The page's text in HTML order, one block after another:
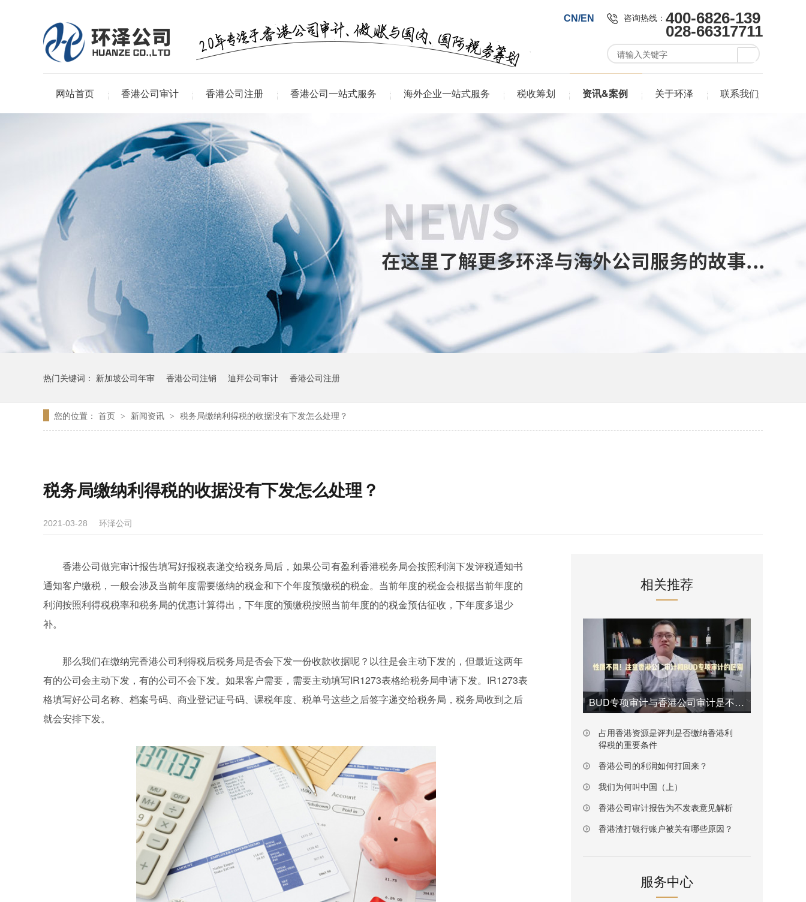
CN/EN 咨询热线： 400-6826-139
028-66317711
网站首页 香港公司审计 香港公司注册 香港公司一站式服务 海外企业一站式服务 税收筹划 资讯&案例 关于环泽 联系我们
热门关键词： 新加坡公司年审 香港公司注销 迪拜公司审计 香港公司注册
您的位置： 首页 > 新闻资讯 > 税务局缴纳利得税的收据没有下发怎么处理？
税务局缴纳利得税的收据没有下发怎么处理？
2021-03-28 环泽公司
香港公司做完审计报告填写好报税表递交给税务局后，如果公司有盈利香港税务局会按照利润下发评税通知书
通知客户缴税，一般会涉及当前年度需要缴纳的税金和下个年度预缴税的税金。当前年度的税金会根据当前年度的
利润按照利得税税率和税务局的优惠计算得出，下年度的预缴税按照当前年度的的税金预估征收，下年度多退少
补。
那么我们在缴纳完香港公司利得税后税务局是否会下发一份收款收据呢？以往是会主动下发的，但最近这两年
有的公司会主动下发，有的公司不会下发。如果客户需要，需要主动填写IR1273表格给税务局申请下发。IR1273表
格填写好公司名称、档案号码、商业登记证号码、课税年度、税单号这些之后签字递交给税务局，税务局收到之后
就会安排下发。
相关推荐
BUD专项审计与香港公司审计是不一样的
占用香港资源是评判是否缴纳香港利
得税的重要条件
香港公司的利润如何打回来？
我们为何叫中国（上）
香港公司审计报告为不发表意见解析
香港渣打银行账户被关有哪些原因？
服务中心